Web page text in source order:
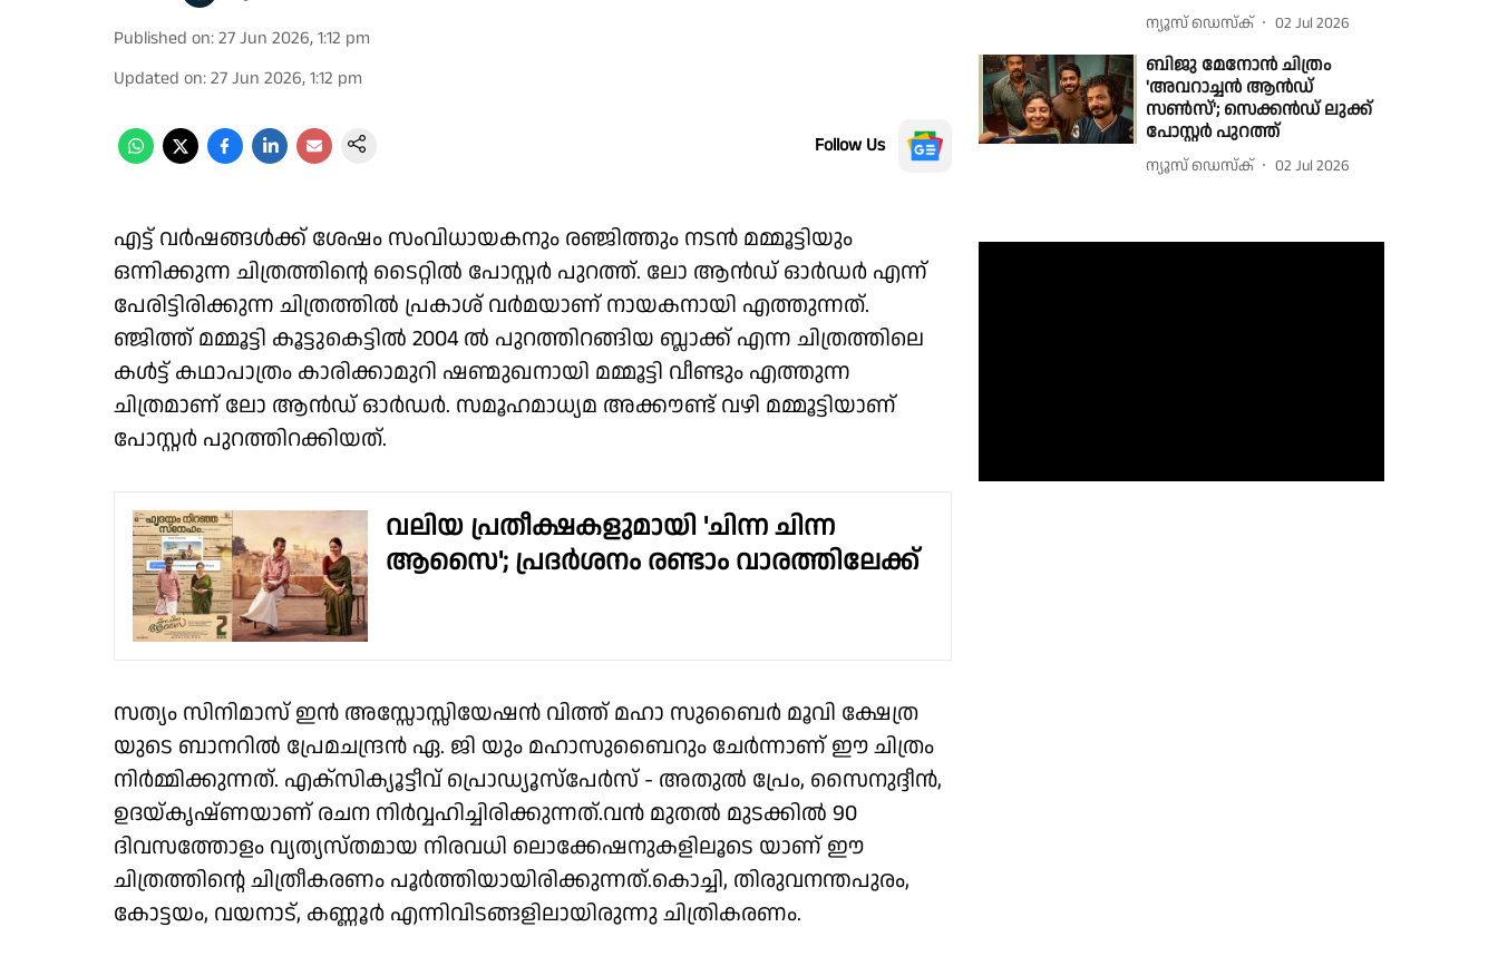
Published on:27 Jun 2026, 1:12 pm
Updated on:27 Jun 2026, 1:12 pm
Follow Us
എട്ട് വർഷങ്ങൾക്ക് ശേഷം സംവിധായകനും രഞ്ജിത്തും നടൻ മമ്മൂട്ടിയും
ഒന്നിക്കുന്ന ചിത്രത്തിന്റെ ടൈറ്റിൽ പോസ്റ്റർ പുറത്ത്. ലോ ആൻഡ് ഓർഡർ എന്ന്
പേരിട്ടിരിക്കുന്ന ചിത്രത്തിൽ പ്രകാശ് വർമയാണ് നായകനായി എത്തുന്നത്.
ഞ്ജിത്ത് മമ്മൂട്ടി കൂട്ടുകെട്ടിൽ 2004 ൽ പുറത്തിറങ്ങിയ ബ്ലാക്ക് എന്ന ചിത്രത്തിലെ
കൾട്ട് കഥാപാത്രം കാരിക്കാമുറി ഷണ്മുഖനായി മമ്മൂട്ടി വീണ്ടും എത്തുന്ന
ചിത്രമാണ് ലോ ആൻഡ് ഓർഡർ. സമൂഹമാധ്യമ അക്കൗണ്ട് വഴി മമ്മൂട്ടിയാണ്
പോസ്റ്റർ പുറത്തിറക്കിയത്.
വലിയ പ്രതീക്ഷകളുമായി 'ചിന്ന ചിന്ന
ആസൈ'; പ്രദര്‍ശനം രണ്ടാം വാരത്തിലേക്ക്
സത്യം സിനിമാസ് ഇൻ അസ്സോസ്സിയേഷൻ വിത്ത് മഹാ സുബൈർ മൂവി ക്ഷേത്ര
യുടെ ബാനറിൽ പ്രേമചന്ദ്രൻ ഏ. ജി യും മഹാസുബൈറും ചേർന്നാണ് ഈ ചിത്രം
നിർമ്മിക്കുന്നത്. എക്സിക്യൂട്ടീവ് പ്രൊഡ്യൂസ്പേർസ് - അതുൽ പ്രേം, സൈനുദ്ദീൻ,
ഉദയ്കൃഷ്‌ണയാണ് രചന നിർവ്വഹിച്ചിരിക്കുന്നത്.വൻ മുതൽ മുടക്കിൽ 90
ദിവസത്തോളം വ്യത്യസ്തമായ നിരവധി ലൊക്കേഷനുകളിലൂടെ യാണ് ഈ
ചിത്രത്തിൻ്റെ ചിത്രീകരണം പൂർത്തിയായിരിക്കുന്നത്.കൊച്ചി, തിരുവനന്തപുരം,
കോട്ടയം, വയനാട്, കണ്ണൂർ എന്നിവിടങ്ങളിലായിരുന്നു ചിത്രികരണം.
ന്യൂസ് ഡെസ്ക് 02 Jul 2026
ബിജു മേനോൻ ചിത്രം
'അവറാച്ചൻ ആൻഡ്
സൺസ്'; സെക്കൻഡ് ലുക്ക്
പോസ്റ്റർ പുറത്ത്
ന്യൂസ് ഡെസ്ക് 02 Jul 2026